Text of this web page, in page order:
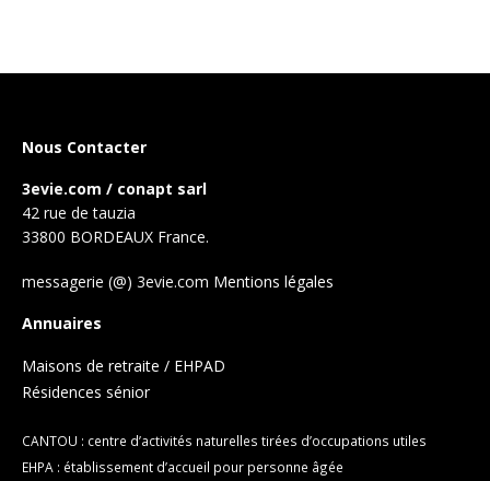
Nous Contacter
3evie.com / conapt sarl
42 rue de tauzia
33800 BORDEAUX France.
messagerie (@) 3evie.com Mentions légales
Annuaires
Maisons de retraite / EHPAD
Résidences sénior
CANTOU : centre d’activités naturelles tirées d’occupations utiles
EHPA : établissement d’accueil pour personne âgée